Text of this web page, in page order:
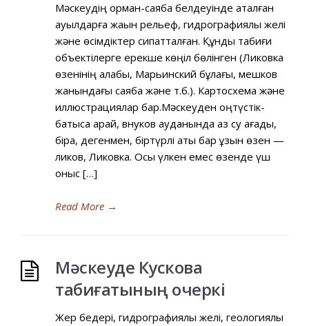
Мәскеудің орман-саябақ белдеуінде аталған
ауылдарға жақын рельеф, гидрографиялық желі
және өсімдіктер сипатталған. Құнды табиғи
объектілерге ерекше көңіл бөлінген (Ликовка
өзенінің алқабы, Марьинский бұлағы, мешков
жанындағы саябақ және т.б.). Картосхема және
иллюстрациялар бар.Мәскеуден оңтүстік-
батысқа қарай, внуков ауданында аз су ағады,
бірақ, дегенмен, біртүрлі аты бар ұзын өзен —
ликов, Ликовка. Осы үлкен емес өзенде үш
қоныс […]
Read More →
Мәскеуде Кускова
табиғатының очеркі
Жер бедері, гидрографиялық желі, геологиялық